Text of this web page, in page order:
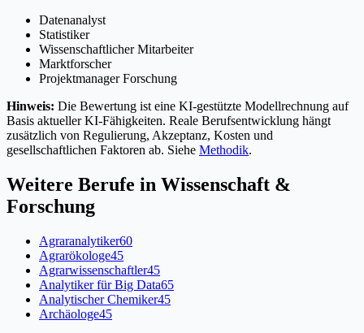
Datenanalyst
Statistiker
Wissenschaftlicher Mitarbeiter
Marktforscher
Projektmanager Forschung
Hinweis: Die Bewertung ist eine KI-gestützte Modellrechnung auf
Basis aktueller KI-Fähigkeiten. Reale Berufsentwicklung hängt
zusätzlich von Regulierung, Akzeptanz, Kosten und
gesellschaftlichen Faktoren ab. Siehe Methodik.
Weitere Berufe in Wissenschaft &
Forschung
Agraranalytiker60
Agrarökologe45
Agrarwissenschaftler45
Analytiker für Big Data65
Analytischer Chemiker45
Archäologe45